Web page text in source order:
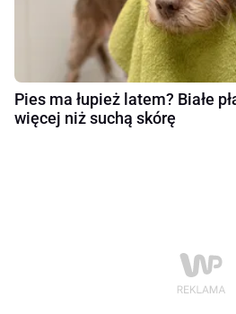
Pies ma łupież latem? Białe
więcej niż suchą skórę